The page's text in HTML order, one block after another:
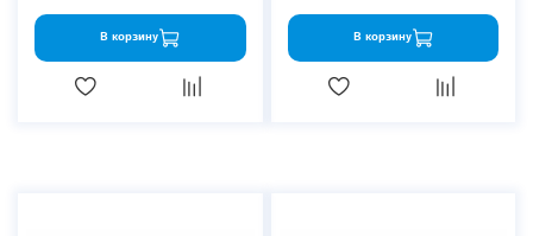
В корзину В корзину